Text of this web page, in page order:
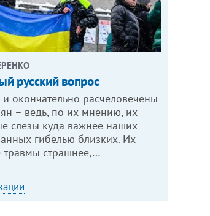
русский вопрос
окончательно расчеловечены
– ведь, по их мнению, их
слезы куда важнее наших
гибелью близких. Их
страшнее,…